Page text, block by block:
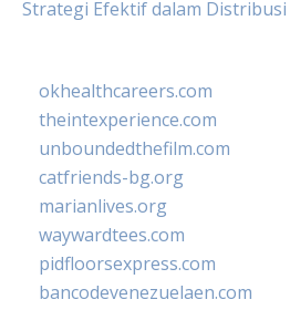
Strategi Efektif dalam
okhealthcareers.com
theintexperience.com
unboundedthefilm.com
catfriends-bg.org
marianlives.org
waywardtees.com
pidfloorsexpress.com
bancodevenezuelaen.com